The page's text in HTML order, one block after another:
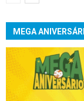
MEGA